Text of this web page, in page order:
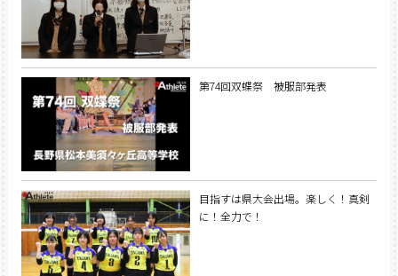
第74回双蝶祭 被服部発表
目指すは県大会出場。楽しく！真剣
に！全力で！